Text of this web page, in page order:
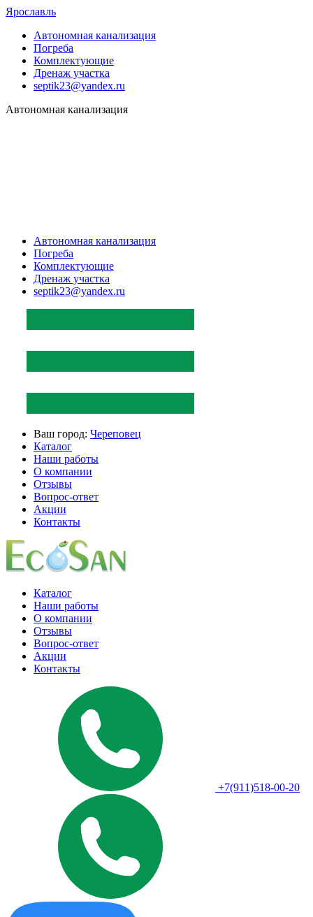
Ярославль
Автономная канализация
Погреба
Комплектующие
Дренаж участка
septik23@yandex.ru
Автономная канализация
Автономная канализация
Погреба
Комплектующие
Дренаж участка
septik23@yandex.ru
Ваш город: Череповец
Каталог
Наши работы
О компании
Отзывы
Вопрос-ответ
Акции
Контакты
Каталог
Наши работы
О компании
Отзывы
Вопрос-ответ
Акции
Контакты
+7(911)518-00-20